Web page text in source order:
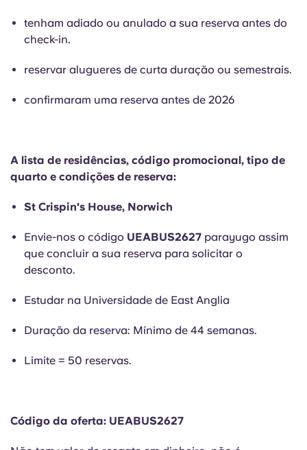
English (GB)
Chinese
Català
Deutsch
Italian
Portuguese
Selecione um país
Selecione uma residência
tenham adiado ou anulado a sua reserva antes do
check-in.
reservar alugueres de curta duração ou semestrais.
confirmaram uma reserva antes de 2026
A lista de residências, código promocional, tipo de
quarto e condições de reserva:
St Crispin's House, Norwich
Envie-nos o código UEABUS2627 parayugo assim
que concluir a sua reserva para solicitar o
desconto.
Estudar na Universidade de East Anglia
Duração da reserva: Mínimo de 44 semanas.
Limite = 50 reservas.
Código da oferta: UEABUS2627